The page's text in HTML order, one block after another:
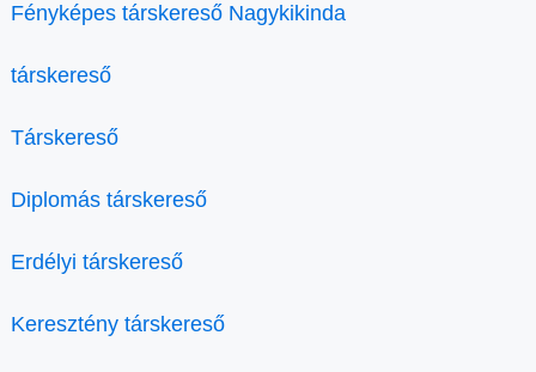
Fényképes társkereső Nagykikinda
társkereső
Társkereső
Diplomás társkereső
Erdélyi társkereső
Keresztény társkereső